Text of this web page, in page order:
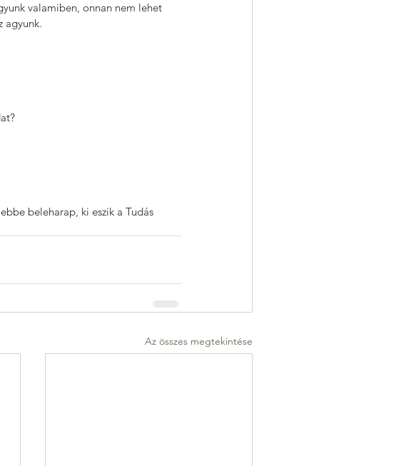
valamiben, onnan nem lehet
agyunk.
beleharap, ki eszik a Tudás
Az összes megtekintése